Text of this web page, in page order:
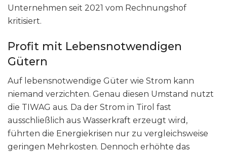
Unternehmen seit 2021 vom Rechnungshof
kritisiert.
Profit mit Lebensnotwendigen
Gütern
Auf lebensnotwendige Güter wie Strom kann
niemand verzichten. Genau diesen Umstand nutzt
die TIWAG aus. Da der Strom in Tirol fast
ausschließlich aus Wasserkraft erzeugt wird,
führten die Energiekrisen nur zu vergleichsweise
geringen Mehrkosten. Dennoch erhöhte das